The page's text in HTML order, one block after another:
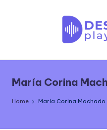
s
p
María Corina
Home María Corina Machado